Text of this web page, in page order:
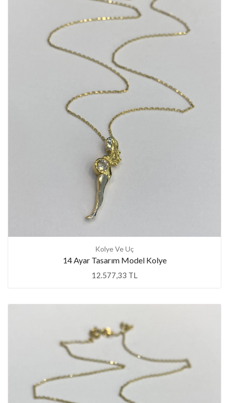
Kolye Ve Uç
14 Ayar Tasarım Model Kolye
12.577,33 TL